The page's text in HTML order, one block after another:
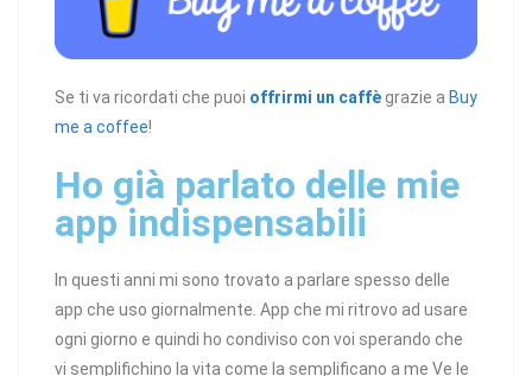
Se ti va ricordati che puoi offrirmi un caffè grazie a Buy
me a coffee!
Ho già parlato delle mie
app indispensabili
In questi anni mi sono trovato a parlare spesso delle
app che uso giornalmente. App che mi ritrovo ad usare
ogni giorno e quindi ho condiviso con voi sperando che
vi semplifichino la vita come la semplificano a me Ve le